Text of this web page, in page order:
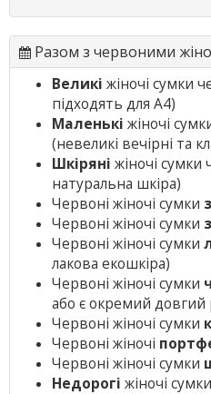
Разом з червоними
Великі жіночі сумки
підходять для А4)
Маленькі жіночі
(невеликі вечірні та
Шкіряні жіночі сумки
натуральна шкіра)
Червоні жіночі сумки
Червоні жіночі сумки
Червоні жіночі сумки
лакова екошкіра)
Червоні жіночі сумки
або є окремий довгий
Червоні жіночі сумки
Червоні жіночі
Червоні жіночі сумки
Недорогі жіночі